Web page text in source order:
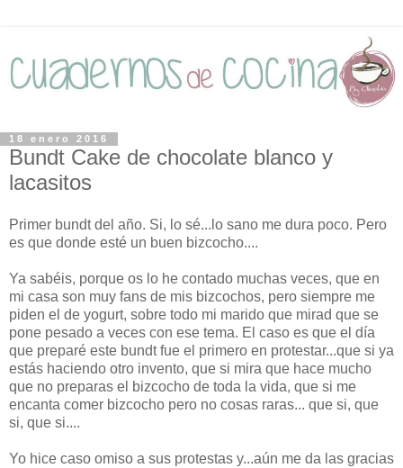
18 enero 2016
Bundt Cake de chocolate blanco y
lacasitos
Primer bundt del año. Si, lo sé...lo sano me dura poco. Pero
es que donde esté un buen bizcocho....
Ya sabéis, porque os lo he contado muchas veces, que en
mi casa son muy fans de mis bizcochos, pero siempre me
piden el de yogurt, sobre todo mi marido que mirad que se
pone pesado a veces con ese tema. El caso es que el día
que preparé este bundt fue el primero en protestar...que si ya
estás haciendo otro invento, que si mira que hace mucho
que no preparas el bizcocho de toda la vida, que si me
encanta comer bizcocho pero no cosas raras... que si, que
si, que si....
Yo hice caso omiso a sus protestas y...aún me da las gracias